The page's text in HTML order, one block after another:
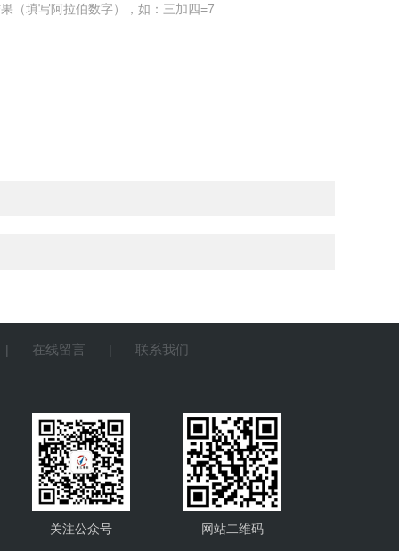
（填写阿拉伯数字），如：三加四=7
在线留言 | 联系我们
关注公众号 网站二维码